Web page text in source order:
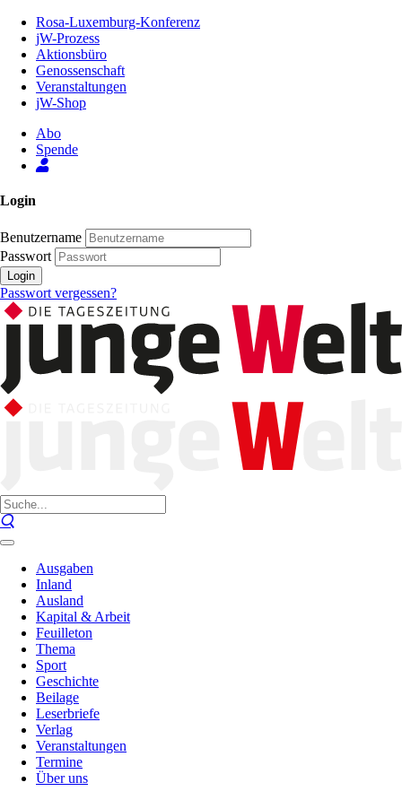
Inhalt
Seite
Rosa-Luxemburg-Konferenz
jW-Prozess
Aktionsbüro
Genossenschaft
Veranstaltungen
jW-Shop
Abo
Spende
Login
Benutzername
Passwort
Login
Passwort vergessen?
Ausgaben
Inland
Ausland
Kapital & Arbeit
Feuilleton
Thema
Sport
Geschichte
Beilage
Leserbriefe
Verlag
Veranstaltungen
Termine
Über uns